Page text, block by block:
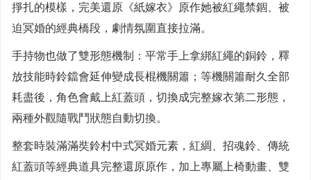
掙扎的模樣，完美還原《紙嫁衣》原作她被紅繩禁錮、被
迫冥婚的經典橋段，劇情氛圍直接拉滿。
手持物也做了雙形態機制：平常手上拿綁紅繩的銅鈴，釋
放技能時鈴鐺會延伸變成長棍機關簫；等機關簫耐久全部
耗盡後，角色會戴上紅蓋頭，切換成完整嫁衣第二形態，
兩種外觀隨戰鬥狀態自動切換。
整套時裝滿滿奘鈴村中式冥婚元素，紅綢、招魂鈴、傳統
紅蓋頭等經典道具完整還原原作，加上專屬上椅動畫、雙